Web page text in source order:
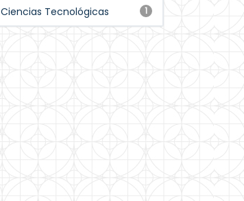
1
Ciencias Tecnológicas